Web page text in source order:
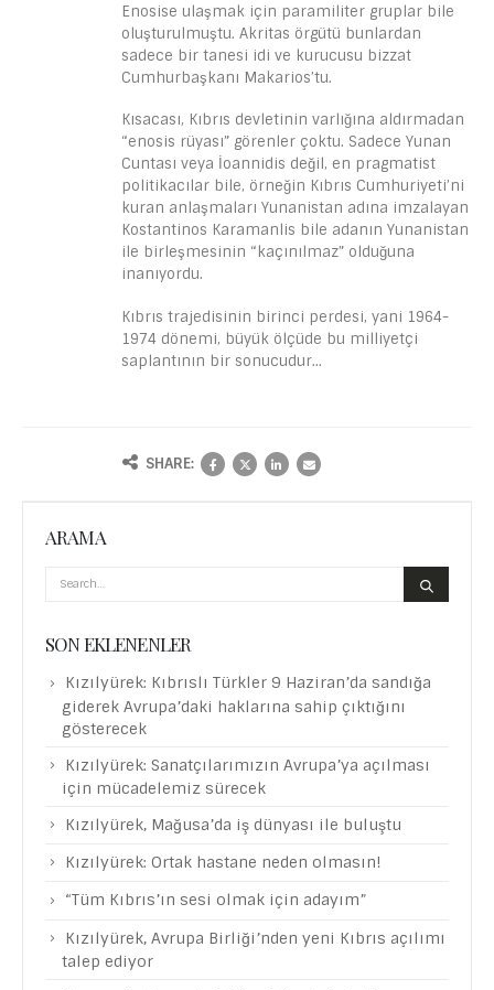
Enosise ulaşmak için paramiliter gruplar bile
oluşturulmuştu. Akritas örgütü bunlardan
sadece bir tanesi idi ve kurucusu bizzat
Cumhurbaşkanı Makarios’tu.
Kısacası, Kıbrıs devletinin varlığına aldırmadan
“enosis rüyası” görenler çoktu. Sadece Yunan
Cuntası veya İoannidis değil, en pragmatist
politikacılar bile, örneğin Kıbrıs Cumhuriyeti’ni
kuran anlaşmaları Yunanistan adına imzalayan
Kostantinos Karamanlis bile adanın Yunanistan
ile birleşmesinin “kaçınılmaz” olduğuna
inanıyordu.
Kıbrıs trajedisinin birinci perdesi, yani 1964-
1974 dönemi, büyük ölçüde bu milliyetçi
saplantının bir sonucudur…
SHARE:
ARAMA
SON EKLENENLER
Kızılyürek: Kıbrıslı Türkler 9 Haziran’da sandığa
giderek Avrupa’daki haklarına sahip çıktığını
gösterecek
Kızılyürek: Sanatçılarımızın Avrupa’ya açılması
için mücadelemiz sürecek
Kızılyürek, Mağusa’da iş dünyası ile buluştu
Kızılyürek: Ortak hastane neden olmasın!
“Tüm Kıbrıs’ın sesi olmak için adayım”
Kızılyürek, Avrupa Birliği’nden yeni Kıbrıs açılımı
talep ediyor